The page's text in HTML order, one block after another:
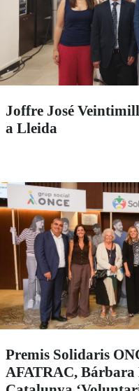
Joffre José
a Lleida
Premis Solidaris
AFATRAC,